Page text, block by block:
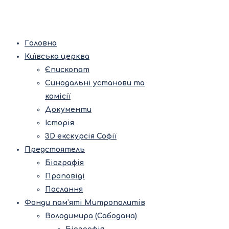
Головна
Київська церква
Єпископат
Синодальні установи та
комісії
Документи
Історія
3D екскурсія Софії
Предстоятель
Біографія
Проповіді
Послання
Фонди пам’яті Митрополитів
Володимира (Сабодана)